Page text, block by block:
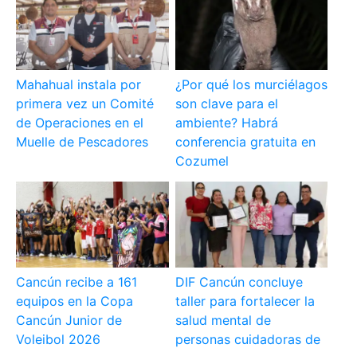
Mahahual instala por
primera vez un Comité
de Operaciones en el
Muelle de Pescadores
¿Por qué los murciélagos
son clave para el
ambiente? Habrá
conferencia gratuita en
Cozumel
Cancún recibe a 161
equipos en la Copa
Cancún Junior de
Voleibol 2026
DIF Cancún concluye
taller para fortalecer la
salud mental de
personas cuidadoras de